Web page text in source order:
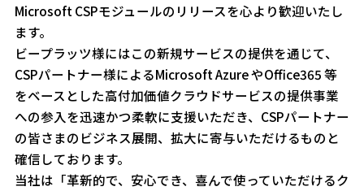
Microsoft CSPモジュールのリリースを心より歓迎いたし
ます。
ビープラッツ様にはこの新規サービスの提供を通じて、
CSPパートナー様によるMicrosoft Azure やOffice365 等
をベースとした高付加価値クラウドサービスの提供事業
への参入を迅速かつ柔軟に支援いただき、CSPパートナー
の皆さまのビジネス展開、拡大に寄与いただけるものと
確信しております。
当社は「革新的で、安心でき、喜んで使っていただけるク